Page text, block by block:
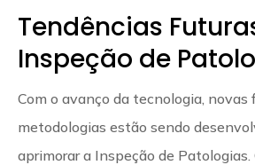
Tendências
Inspeção de
Com o avanço da tecnologia, novas
metodologias estão sendo
aprimorar a Inspeção de Patologias.